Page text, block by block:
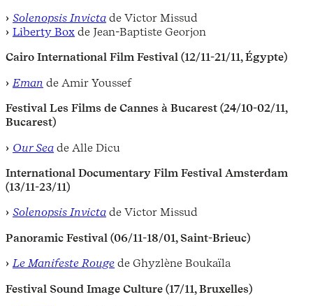
Solenopsis Invicta de Victor Missud
Liberty Box de Jean-Baptiste Georjon
Cairo International Film Festival (12/11-21/11, Égypte)
Eman de Amir Youssef
Festival Les Films de Cannes à Bucarest (24/10-02/11,
Bucarest)
Our Sea de Alle Dicu
International Documentary Film Festival Amsterdam
(13/11-23/11)
Solenopsis Invicta de Victor Missud
Panoramic Festival (06/11-18/01, Saint-Brieuc)
Le Manifeste Rouge de Ghyzlène Boukaïla
Festival Sound Image Culture (17/11, Bruxelles)